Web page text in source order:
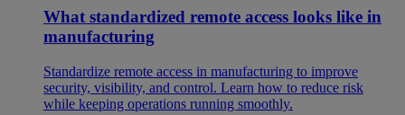
What standardized remote access looks like in
manufacturing
Standardize remote access in manufacturing to improve
security, visibility, and control. Learn how to reduce risk
while keeping operations running smoothly.